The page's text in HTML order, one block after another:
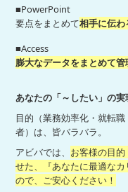
■PowerPoint
要点をまとめて相手に伝
■Access
膨大なデータをまとめて
あなたの「～したい」の実
目的（業務効率化・就転
者）は、皆バラバラ。
アビバでは、 お客様の目
せた、『あなたに最適な
ので、ご安心ください！